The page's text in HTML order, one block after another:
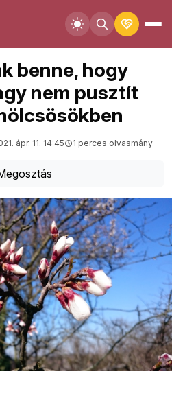
benne, hogy
nem pusztít
ápr. 11. 14:45 1 perces olvasmány